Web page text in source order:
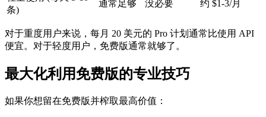
条)
通常足够 没必要 约 $1-3/月
对于重度用户来说，每月 20 美元的 Pro 计划通常比使用 API
便宜。对于轻度用户，免费版通常就够了。
最大化利用免费版的专业技巧
如果你想留在免费版并榨取最高价值：